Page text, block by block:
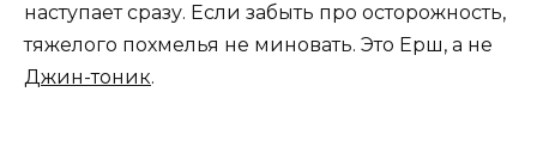
наступает сразу. Если забыть про осторожность,
тяжелого похмелья не миновать. Это Ерш, а не
Джин-тоник.